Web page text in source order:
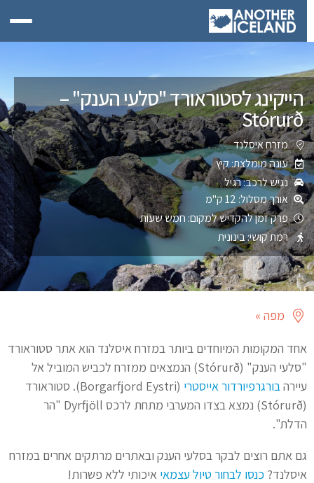
הייקינג לסטוראורד "סלעי הענק" –
Stórurð
מזרח איסלנד
עונה מומלצת: קיץ
נגיש לרכב: רגיל
אורך מסלול: 12 ק"מ
פרק זמן להקדיש למקום: חמש שעות
רמת קושי: בינונית
מפה »
אחד המקומות המיוחדים ביותר במזרח איסלנד הוא אתר סטוראורד
"סלעי הענק" (Stórurð) הנמצאים ממזרח לכביש המוביל אל
עיירהבורגרפיורדור אייסטרי
(Borgarfjord Eystri). סטוראורד
(Stórurð) נמצא בצדו המערבי מתחת לרכס Dyrfjöll "הר
הדלת".
גם אתם רוצים לבקר בסלעי הענק ובאתרים מרתקים אחרים במזרח
איסלנד? כנסו לבחור טיול עצמאיאיכותי ללא פשרות!